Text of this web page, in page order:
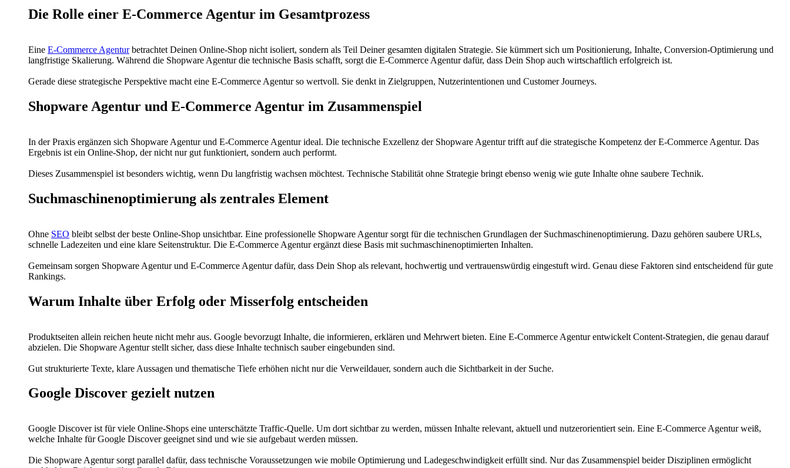
Die Rolle einer E-Commerce Agentur im Gesamtprozess
Eine E-Commerce Agenturbetrachtet Deinen Online-Shop nicht isoliert, sondern als Teil Deiner gesamten digitalen Strategie. Sie kümmert sich um Positionierung, Inhalte, Conversion-Optimierung und
langfristige Skalierung. Während die Shopware Agentur die technische Basis schafft, sorgt die E-Commerce Agentur dafür, dass Dein Shop auch wirtschaftlich erfolgreich ist.
Gerade diese strategische Perspektive macht eine E-Commerce Agentur so wertvoll. Sie denkt in Zielgruppen, Nutzerintentionen und Customer Journeys.
Shopware Agentur und E-Commerce Agentur im Zusammenspiel
In der Praxis ergänzen sich Shopware Agentur und E-Commerce Agentur ideal. Die technische Exzellenz der Shopware Agentur trifft auf die strategische Kompetenz der E-Commerce Agentur. Das
Ergebnis ist ein Online-Shop, der nicht nur gut funktioniert, sondern auch performt.
Dieses Zusammenspiel ist besonders wichtig, wenn Du langfristig wachsen möchtest. Technische Stabilität ohne Strategie bringt ebenso wenig wie gute Inhalte ohne saubere Technik.
Suchmaschinenoptimierung als zentrales Element
Ohne SEO bleibt selbst der beste Online-Shop unsichtbar. Eine professionelle Shopware Agentur sorgt für die technischen Grundlagen der Suchmaschinenoptimierung. Dazu gehören saubere URLs,
schnelle Ladezeiten und eine klare Seitenstruktur. Die E-Commerce Agentur ergänzt diese Basis mit suchmaschinenoptimierten Inhalten.
Gemeinsam sorgen Shopware Agentur und E-Commerce Agentur dafür, dass Dein Shop als relevant, hochwertig und vertrauenswürdig eingestuft wird. Genau diese Faktoren sind entscheidend für gute
Rankings.
Warum Inhalte über Erfolg oder Misserfolg entscheiden
Produktseiten allein reichen heute nicht mehr aus. Google bevorzugt Inhalte, die informieren, erklären und Mehrwert bieten. Eine E-Commerce Agentur entwickelt Content-Strategien, die genau darauf
abzielen. Die Shopware Agentur stellt sicher, dass diese Inhalte technisch sauber eingebunden sind.
Gut strukturierte Texte, klare Aussagen und thematische Tiefe erhöhen nicht nur die Verweildauer, sondern auch die Sichtbarkeit in der Suche.
Google Discover gezielt nutzen
Google Discover ist für viele Online-Shops eine unterschätzte Traffic-Quelle. Um dort sichtbar zu werden, müssen Inhalte relevant, aktuell und nutzerorientiert sein. Eine E-Commerce Agentur weiß,
welche Inhalte für Google Discover geeignet sind und wie sie aufgebaut werden müssen.
Die Shopware Agentur sorgt parallel dafür, dass technische Voraussetzungen wie mobile Optimierung und Ladegeschwindigkeit erfüllt sind. Nur das Zusammenspiel beider Disziplinen ermöglicht